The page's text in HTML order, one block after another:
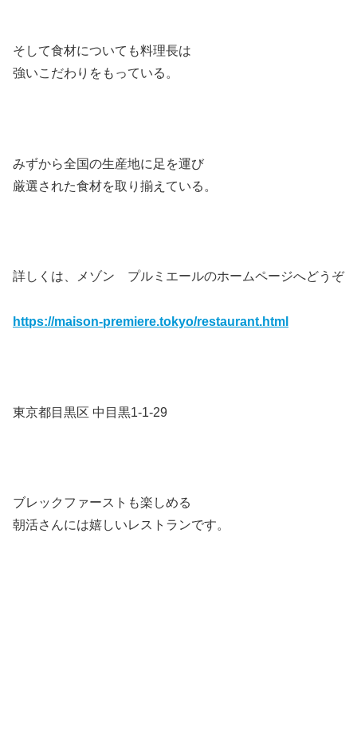
そして食材についても料理長は
強いこだわりをもっている。
みずから全国の生産地に足を運び
厳選された食材を取り揃えている。
詳しくは、メゾン プルミエールのホームページへどうぞ
https://maison-premiere.tokyo/restaurant.html
東京都目黒区 中目黒1-1-29
ブレックファーストも楽しめる
朝活さんには嬉しいレストランです。